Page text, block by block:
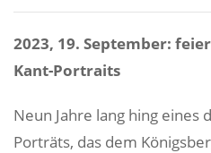
2023, 19. September:
Kant-Portraits
Neun Jahre lang hing eines
Porträts, das dem